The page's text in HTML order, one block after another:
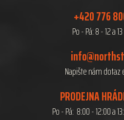
+420 776
Po - Pá: 8 - 12 a
Napište nám
PRODEJNA
Po - Pá: 8:00 - 12:00 a